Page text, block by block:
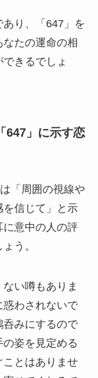
り、「647」を
なたの運命の相
きるでしょ
647」に示す恋
「周囲の視線や
を信じて」と示
に意中の人の評
う。
い噂もありま
わされないで
呑みにするので
姿を見定める
ことはありませ